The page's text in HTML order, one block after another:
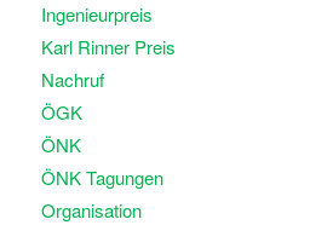
Ingenieurpreis
Karl Rinner Preis
Nachruf
ÖGK
ÖNK
ÖNK Tagungen
Organisation